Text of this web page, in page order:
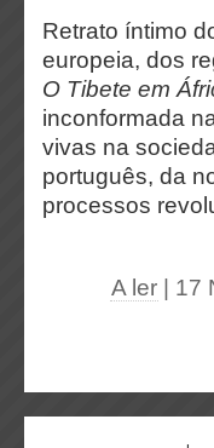
Retrato íntimo
europeia, dos
O Tibete em
inconformada
vivas na
português, da
processos
A ler | 17